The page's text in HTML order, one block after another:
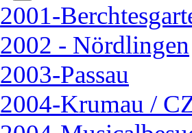
2001-
2002 - Nördlingen
2003-Passau
2004-Krumau /